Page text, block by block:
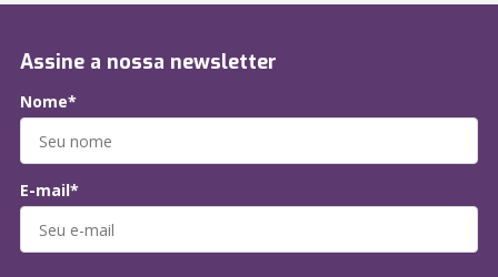
Assine a nossa newsletter
Nome*
E-mail*